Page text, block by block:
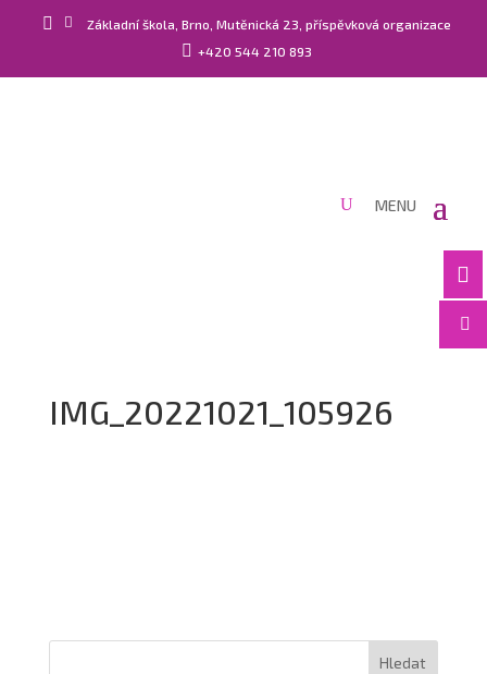
  Základní škola, Brno, Mutěnická 23, příspěvková organizace
 +420 544 210 893


IMG_20221021_105926